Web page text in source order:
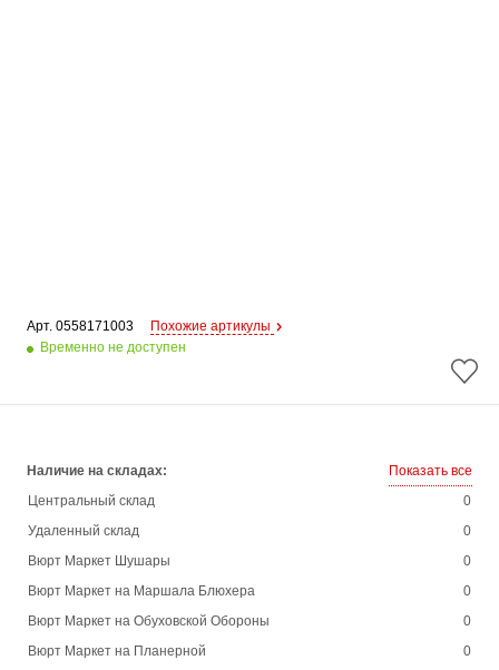
Арт. 0558171003
Похожие артикулы
Временно не доступен
Наличие на складах:
Показать все
Центральный склад
0
Удаленный склад
0
Вюрт Маркет Шушары
0
Вюрт Маркет на Маршала Блюхера
0
Вюрт Маркет на Обуховской Обороны
0
Вюрт Маркет на Планерной
0